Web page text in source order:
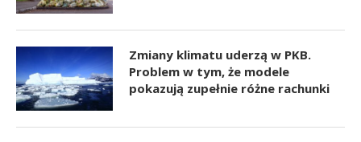
Zmiany klimatu uderzą w PKB.
Problem w tym, że modele
pokazują zupełnie różne rachunki